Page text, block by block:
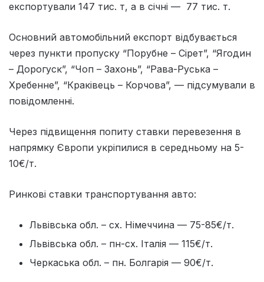
експортували 147 тис. т, а в січні — 77 тис. т.
Основний автомобільний експорт відбувається
через пункти пропуску “Порубне – Сірет”, “Ягодин
– Дорогуск”, “Чоп – Захонь”, “Рава-Руська –
Хребенне”, “Краківець – Корчова”, — підсумували в
повідомленні.
Через підвищення попиту ставки перевезення в
напрямку Європи укріпилися в середньому на 5-
10€/т.
Ринкові ставки транспортування авто:
Львівська обл. – сх. Німеччина — 75-85€/т.
Львівська обл. – пн-сх. Італія — 115€/т.
Черкаська обл. – пн. Болгарія — 90€/т.